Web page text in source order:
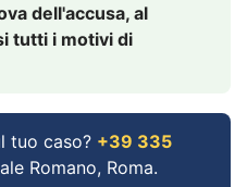
dell'accusa, al
tutti i motivi di
tuo caso? +39 335
Romano, Roma.